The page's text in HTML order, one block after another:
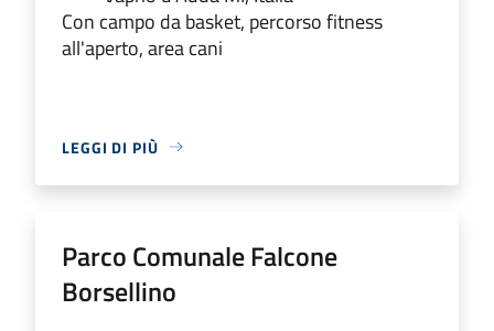
Con campo da basket, percorso fitness
all'aperto, area cani
LEGGI DI PIÙ
Parco Comunale Falcone
Borsellino